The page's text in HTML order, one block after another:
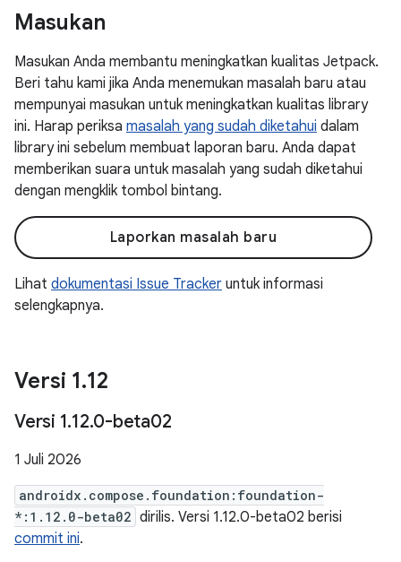
Masukan
Masukan Anda membantu meningkatkan kualitas Jetpack.
Beri tahu kami jika Anda menemukan masalah baru atau
mempunyai masukan untuk meningkatkan kualitas library
ini. Harap periksa masalah yang sudah diketahui dalam
library ini sebelum membuat laporan baru. Anda dapat
memberikan suara untuk masalah yang sudah diketahui
dengan mengklik tombol bintang.
Laporkan masalah baru
Lihat dokumentasi Issue Tracker untuk informasi
selengkapnya.
Versi 1.12
Versi 1.12.0-beta02
1 Juli 2026
androidx.compose.foundation:foundation-
*:1.12.0-beta02 dirilis. Versi 1.12.0-beta02 berisi
commit ini.